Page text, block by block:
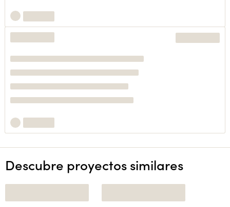
Descubre proyectos similares